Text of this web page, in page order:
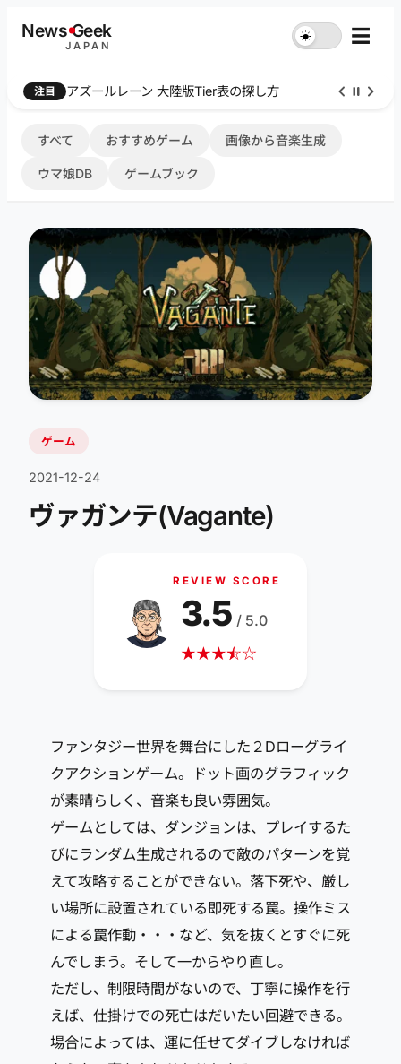
NewsGeek
JAPAN
☀︎ ☰
注目 Farthest Frontier 序盤攻略
すべて おすすめゲーム 画像から音楽生成
ウマ娘DB ゲームブック
ゲーム
2021-12-24
ヴァガンテ(Vagante)
REVIEW SCORE
★★★☆
★☆
3.5 / 5.0
ファンタジー世界を舞台にした２Dローグライ
クアクションゲーム。ドット画のグラフィック
が素晴らしく、音楽も良い雰囲気。
ゲームとしては、ダンジョンは、プレイするた
びにランダム生成されるので敵のパターンを覚
えて攻略することができない。落下死や、厳し
い場所に設置されている即死する罠。操作ミス
による罠作動・・・など、気を抜くとすぐに死
んでしまう。そして一からやり直し。
ただし、制限時間がないので、丁寧に操作を行
えば、仕掛けでの死亡はだいたい回避できる。
場合によっては、運に任せてダイブしなければ